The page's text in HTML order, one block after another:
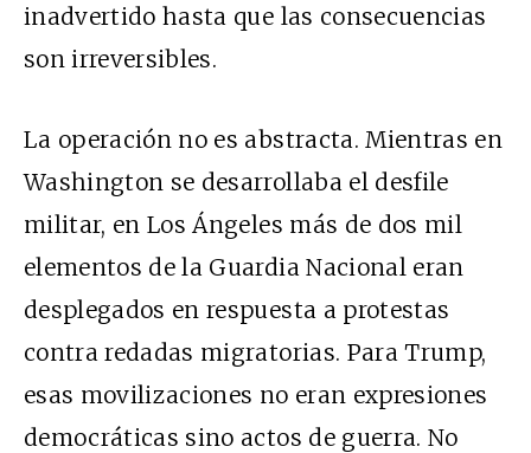
inadvertido hasta que las consecuencias
son irreversibles.
La operación no es abstracta. Mientras en
Washington se desarrollaba el desfile
militar, en Los Ángeles más de dos mil
elementos de la Guardia Nacional eran
desplegados en respuesta a protestas
contra redadas migratorias. Para Trump,
esas movilizaciones no eran expresiones
democráticas sino actos de guerra. No